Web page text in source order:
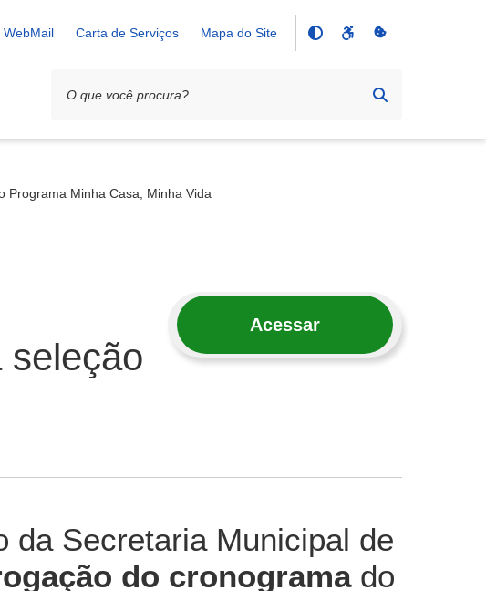
WebMail Carta de Serviços Mapa do Site
Programa Minha Casa, Minha Vida
seleção
Acessar
da Secretaria Municipal de
do cronogramado